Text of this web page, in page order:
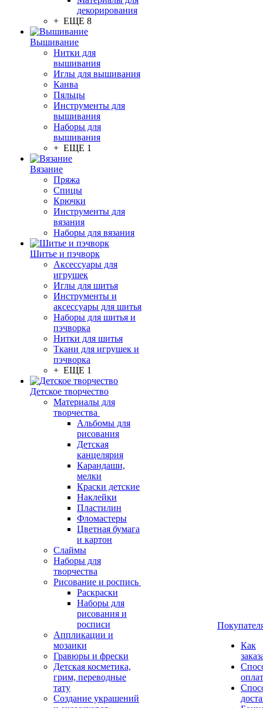
декорирования
+ ЕЩЕ 8
Вышивание
Нитки для
вышивания
Иглы для вышивания
Канва
Пяльцы
Инструменты для
вышивания
Наборы для
вышивания
+ ЕЩЕ 1
Вязание
Пряжа
Спицы
Крючки
Инструменты для
вязания
Наборы для вязания
Шитье и пэчворк
Аксессуары для
игрушек
Иглы для шитья
Инструменты и
аксессуары для шитья
Наборы для шитья и
пэчворка
Нитки для шитья
Ткани для игрушек и
пэчворка
+ ЕЩЕ 1
Детское творчество
Материалы для
творчества
Альбомы для
рисования
Детская
канцелярия
Карандаши,
мелки
Краски детские
Наклейки
Пластилин
Фломастеры
Цветная бумага
и картон
Слаймы
Наборы для
творчества
Рисование и роспись
Раскраски
Наборы для
рисования и
росписи
Аппликации и
мозаики
Гравюры и фрески
Детская косметика,
грим, переводные
тату
Создание украшений
Как